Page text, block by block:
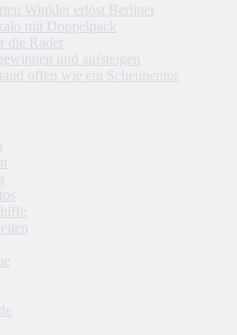
Winkler erlöst Berliner
mit Doppelpack
die Räder
und aufsteigen
offen wie ein Scheunentor